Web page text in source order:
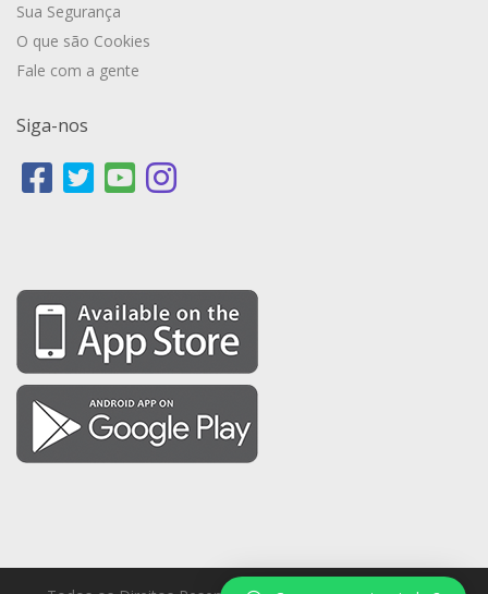
Sua Segurança
O que são Cookies
Fale com a gente
Siga-nos